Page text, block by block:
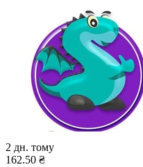
2 дн. тому
162.50 ₴